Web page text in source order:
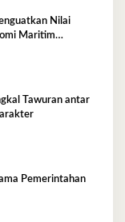
Nilai
Maritim
Tawuran antar
Pemerintahan